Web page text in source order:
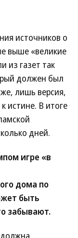
источников о
выше «великие
из газет так
должен был
лишь версия,
истине. В итоге
дней.
игре «в
дома по
быть
забывают.